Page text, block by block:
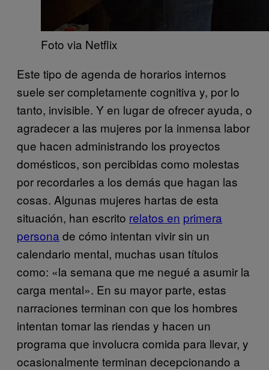
Foto via Netflix
Este tipo de agenda de horarios internos
suele ser completamente cognitiva y, por lo
tanto, invisible. Y en lugar de ofrecer ayuda, o
agradecer a las mujeres por la inmensa labor
que hacen administrando los proyectos
domésticos, son percibidas como molestas
por recordarles a los demás que hagan las
cosas. Algunas mujeres hartas de esta
situación, han escrito relatos en primera
persona de cómo intentan vivir sin un
calendario mental, muchas usan títulos
como: «la semana que me negué a asumir la
carga mental». En su mayor parte, estas
narraciones terminan con que los hombres
intentan tomar las riendas y hacen un
programa que involucra comida para llevar, y
ocasionalmente terminan decepcionando a